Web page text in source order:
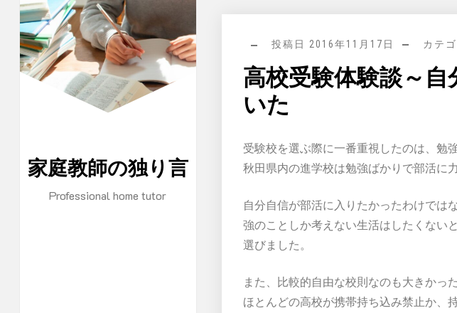
家庭教師の独り言
Professional home tutor
投稿日 2016年11月17日 カテ
高校受験体験談～
いた
受験校を選ぶ際に一番重視したのは、勉
秋田県内の進学校は勉強ばかりで部活に
自分自信が部活に入りたかったわけでは
強のことしか考えない生活はしたくないと
選びました。
また、比較的自由な校則なのも大きかった
ほとんどの高校が携帯持ち込み禁止か、